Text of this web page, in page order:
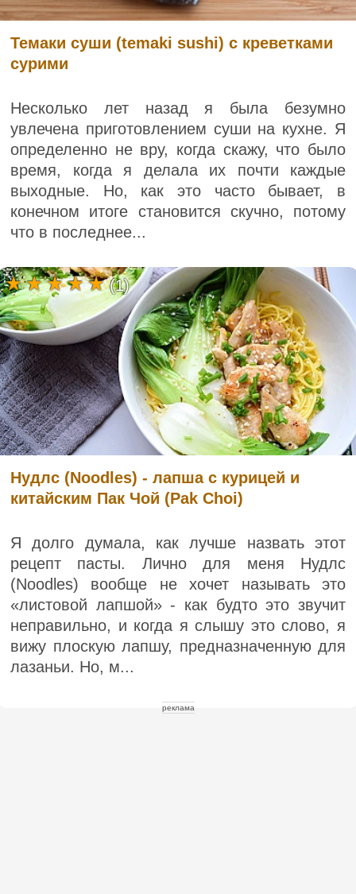
Темаки суши (temaki sushi) с креветками
сурими
Несколько лет назад я была безумно
увлечена приготовлением суши на кухне. Я
определенно не вру, когда скажу, что было
время, когда я делала их почти каждые
выходные. Но, как это часто бывает, в
конечном итоге становится скучно, потому
что в последнее...
Нудлс (Noodles) - лапша с курицей и
китайским Пак Чой (Pak Choi)
Я долго думала, как лучше назвать этот
рецепт пасты. Лично для меня Нудлс
(Noodles) вообще не хочет называть это
«листовой лапшой» - как будто это звучит
неправильно, и когда я слышу это слово, я
вижу плоскую лапшу, предназначенную для
лазаньи. Но, м...
(1)
реклама